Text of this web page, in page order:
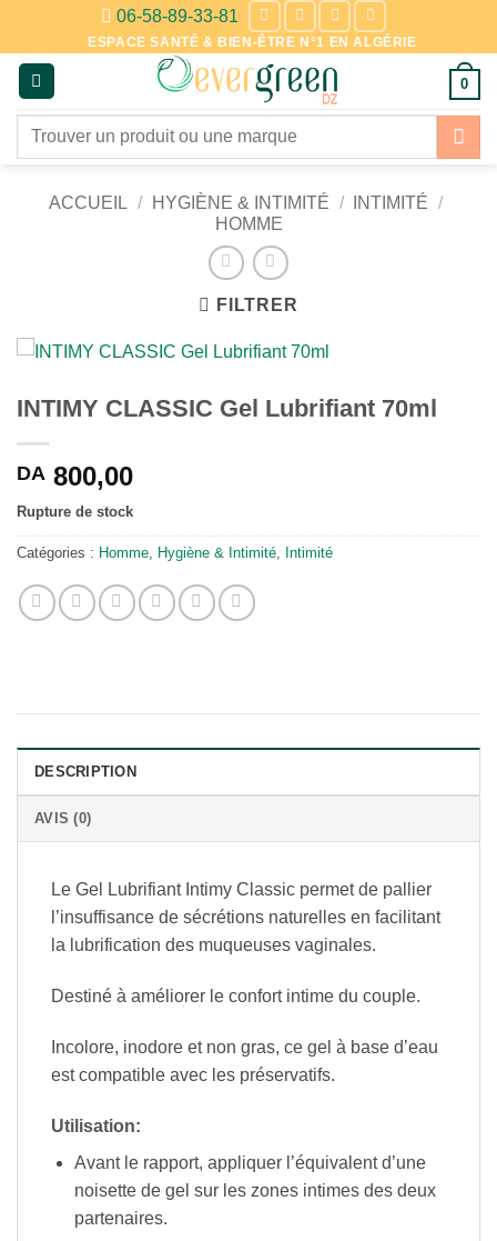
contenu
06-58-89-33-81
ESPACE SANTÉ & BIEN-ÊTRE N°1 EN ALGÉRIE
0
Recherche
ACCUEIL / HYGIÈNE & INTIMITÉ / INTIMITÉ /
HOMME
FILTRER
INTIMY CLASSIC Gel Lubrifiant 70ml
DA 800,00
Rupture de stock
Catégories : Homme, Hygiène & Intimité, Intimité
DESCRIPTION
AVIS (0)
Le Gel Lubrifiant Intimy Classic permet de pallier
l’insuffisance de sécrétions naturelles en facilitant
la lubrification des muqueuses vaginales.
Destiné à améliorer le confort intime du couple.
Incolore, inodore et non gras, ce gel à base d’eau
est compatible avec les préservatifs.
Utilisation:
Avant le rapport, appliquer l’équivalent d’une
noisette de gel sur les zones intimes des deux
partenaires.